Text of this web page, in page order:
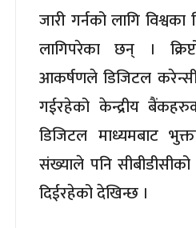
जारी गर्नको लागि
लागिपरेका छन् ।
आकर्षणले डिजिटल
गईरहेको केन्द्रीय
डिजिटल माध्यमबाट
संख्याले पनि
दिईरहेको देखिन्छ ।